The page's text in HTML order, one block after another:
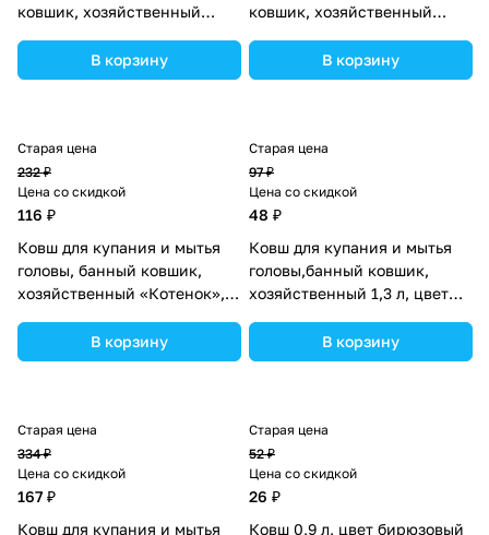
ковшик, хозяйственный
розовый (№4350279).
В корзину
ковшик, хозяйственный
(№7761337).В корзину
Старая цена
232 ₽
Цена со скидкой
116 ₽
Ковш для купания и мытья
головы, банный ковшик,
хозяйственный «Котенок»,
(№2589890).В корзину
Старая цена
97 ₽
Цена со скидкой
48 ₽
Ковш для купания и мытья
головы,банный ковшик,
хозяйственный 1,3 л, цвет
В корзину
Старая цена
334 ₽
Цена со скидкой
167 ₽
Ковш для купания и мытья
Старая цена
52 ₽
Цена со скидкой
26 ₽
Ковш 0,9 л, цвет бирюзовый